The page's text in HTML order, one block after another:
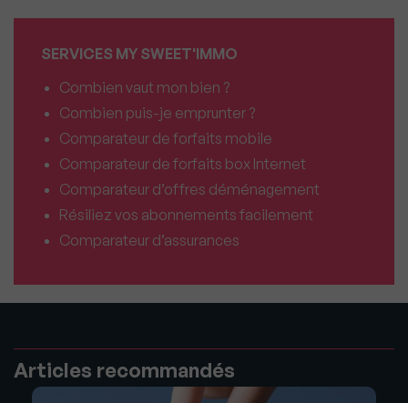
SERVICES MY SWEET'IMMO
Combien vaut mon bien ?
Combien puis-je emprunter ?
Comparateur de forfaits mobile
Comparateur de forfaits box Internet
Comparateur d’offres déménagement
Résiliez vos abonnements facilement
Comparateur d’assurances
Articles recommandés